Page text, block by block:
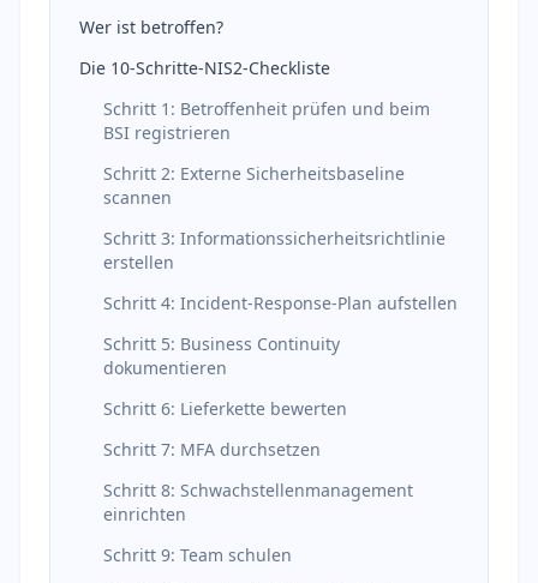
Wer ist betroffen?
Die 10-Schritte-NIS2-Checkliste
Schritt 1: Betroffenheit prüfen und beim
BSI registrieren
Schritt 2: Externe Sicherheitsbaseline
scannen
Schritt 3: Informationssicherheitsrichtlinie
erstellen
Schritt 4: Incident-Response-Plan aufstellen
Schritt 5: Business Continuity
dokumentieren
Schritt 6: Lieferkette bewerten
Schritt 7: MFA durchsetzen
Schritt 8: Schwachstellenmanagement
einrichten
Schritt 9: Team schulen